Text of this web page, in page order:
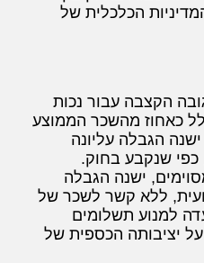
הכלכלית של
הקצבה עבור נכות
כאחוז מהשכר הממוצע
הגבלה עליונה
כפי שנקבע בחוק.
ישנה הגבלה
ללא קשר לשכר של
למנוע תשלומים
יציבותה הכספית של